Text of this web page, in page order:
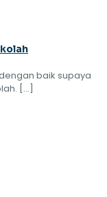
baik supaya
[…]